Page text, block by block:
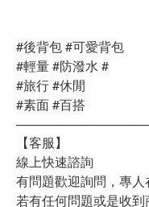
#後背包 #可愛背包
#輕量 #防潑水 #
#旅行 #休閒
#素面 #百搭
【客服】
線上快速諮詢
有問題歡迎詢問，專人
若有任何問題或是收